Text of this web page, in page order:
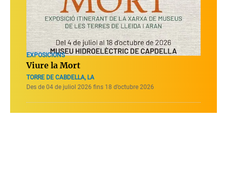
EXPOSICIONS
Viure la Mort
TORRE DE CABDELLA, LA
Des de 04 de juliol 2026 fins 18 d’octubre 2026